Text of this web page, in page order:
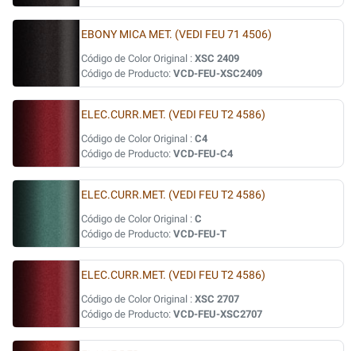
EBONY MICA MET. (VEDI FEU 71 4506)
Código de Color Original : XSC 2409
Código de Producto: VCD-FEU-XSC2409
ELEC.CURR.MET. (VEDI FEU T2 4586)
Código de Color Original : C4
Código de Producto: VCD-FEU-C4
ELEC.CURR.MET. (VEDI FEU T2 4586)
Código de Color Original : C
Código de Producto: VCD-FEU-T
ELEC.CURR.MET. (VEDI FEU T2 4586)
Código de Color Original : XSC 2707
Código de Producto: VCD-FEU-XSC2707